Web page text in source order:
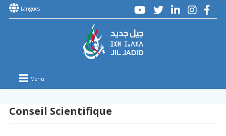
Langues
Menu
Conseil Scientifique